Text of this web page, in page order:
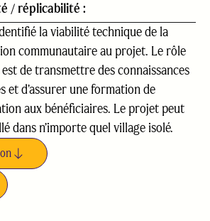
/ réplicabilité :
la viabilité technique de la
communautaire au projet. Le rôle
est de transmettre des connaissances
et d’assurer une formation de
aux bénéficiaires. Le projet peut
dans n’importe quel village isolé.